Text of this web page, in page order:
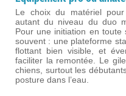
Le choix du matériel
autant du niveau du duo
Pour une initiation en toute
souvent : une plateforme
flottant bien visible, et
faciliter la remontée. Le
chiens, surtout les
posture dans l’eau.